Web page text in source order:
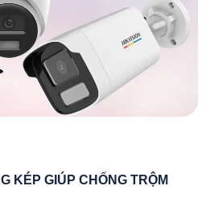
KÉP GIÚP CHỐNG TRỘM